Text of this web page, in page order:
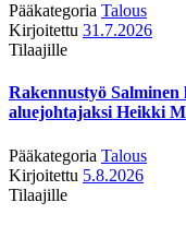
Pääkategoria Talous
Kirjoitettu 31.7.2026
Tilaajille
Rakennustyö
aluejohtajaksi Heikki
Pääkategoria Talous
Kirjoitettu 5.8.2026
Tilaajille